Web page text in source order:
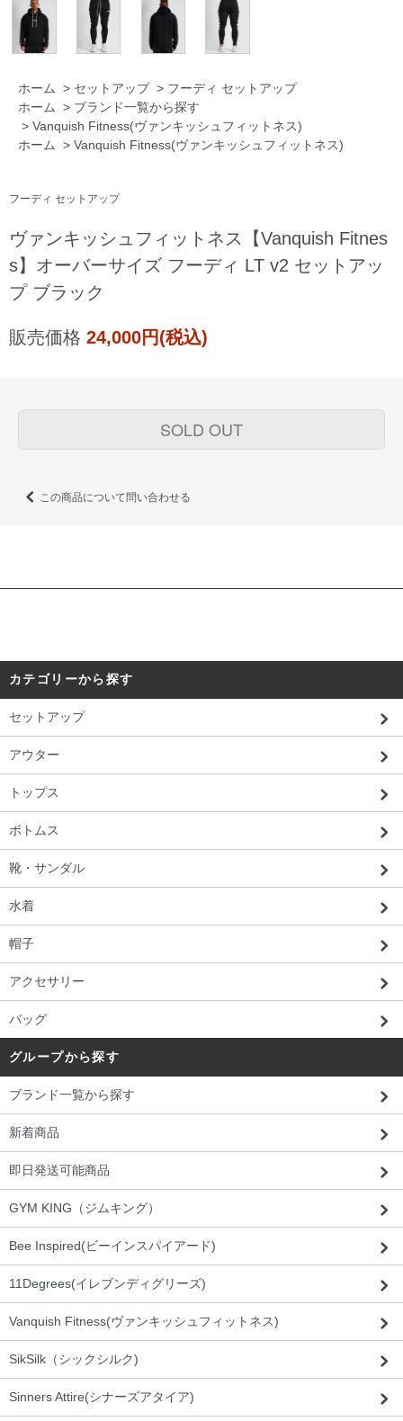
ホーム > セットアップ > フーディ セットアップ
ホーム > ブランド一覧から探す
> Vanquish Fitness(ヴァンキッシュフィットネス)
ホーム > Vanquish Fitness(ヴァンキッシュフィットネス)
フーディ セットアップ
ヴァンキッシュフィットネス【Vanquish Fitnes
s】オーバーサイズ フーディ LT v2 セットアッ
プ ブラック
販売価格 24,000円(税込)
SOLD OUT
この商品について問い合わせる
カテゴリーから探す
セットアップ
アウター
トップス
ボトムス
靴・サンダル
水着
帽子
アクセサリー
バッグ
グループから探す
ブランド一覧から探す
新着商品
即日発送可能商品
GYM KING（ジムキング）
Bee Inspired(ビーインスパイアード)
11Degrees(イレブンディグリーズ)
Vanquish Fitness(ヴァンキッシュフィットネス)
SikSilk（シックシルク)
Sinners Attire(シナーズアタイア)